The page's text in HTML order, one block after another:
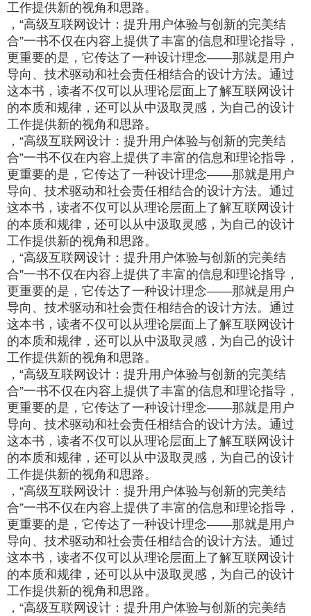
工作提供新的视角和思路。
，“高级互联网设计：提升用户体验与创新的完美结
合”一书不仅在内容上提供了丰富的信息和理论指导，
更重要的是，它传达了一种设计理念——那就是用户
导向、技术驱动和社会责任相结合的设计方法。通过
这本书，读者不仅可以从理论层面上了解互联网设计
的本质和规律，还可以从中汲取灵感，为自己的设计
工作提供新的视角和思路。
，“高级互联网设计：提升用户体验与创新的完美结
合”一书不仅在内容上提供了丰富的信息和理论指导，
更重要的是，它传达了一种设计理念——那就是用户
导向、技术驱动和社会责任相结合的设计方法。通过
这本书，读者不仅可以从理论层面上了解互联网设计
的本质和规律，还可以从中汲取灵感，为自己的设计
工作提供新的视角和思路。
，“高级互联网设计：提升用户体验与创新的完美结
合”一书不仅在内容上提供了丰富的信息和理论指导，
更重要的是，它传达了一种设计理念——那就是用户
导向、技术驱动和社会责任相结合的设计方法。通过
这本书，读者不仅可以从理论层面上了解互联网设计
的本质和规律，还可以从中汲取灵感，为自己的设计
工作提供新的视角和思路。
，“高级互联网设计：提升用户体验与创新的完美结
合”一书不仅在内容上提供了丰富的信息和理论指导，
更重要的是，它传达了一种设计理念——那就是用户
导向、技术驱动和社会责任相结合的设计方法。通过
这本书，读者不仅可以从理论层面上了解互联网设计
的本质和规律，还可以从中汲取灵感，为自己的设计
工作提供新的视角和思路。
，“高级互联网设计：提升用户体验与创新的完美结
合”一书不仅在内容上提供了丰富的信息和理论指导，
更重要的是，它传达了一种设计理念——那就是用户
导向、技术驱动和社会责任相结合的设计方法。通过
这本书，读者不仅可以从理论层面上了解互联网设计
的本质和规律，还可以从中汲取灵感，为自己的设计
工作提供新的视角和思路。
，“高级互联网设计：提升用户体验与创新的完美结